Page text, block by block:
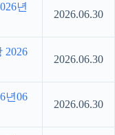
년
2026.06.30
2026
2026.06.30
년06
2026.06.30